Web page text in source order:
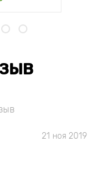
21 ноя 2019